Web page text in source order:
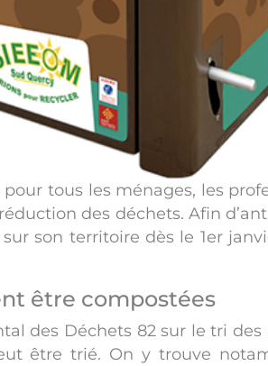
tous les ménages, les
des déchets. Afin
son territoire dès le 1er
être compostées
des Déchets 82 sur le tri
être trié. On y trouve